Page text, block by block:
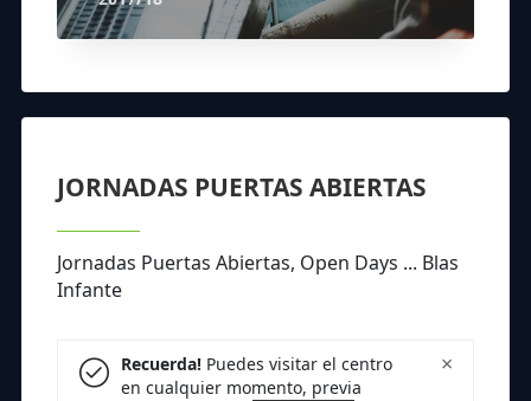
JORNADAS PUERTAS ABIERTAS
Jornadas Puertas Abiertas, Open Days ... Blas
Infante
×
Recuerda!Puedes visitar el centro
en cualquier momento, previa